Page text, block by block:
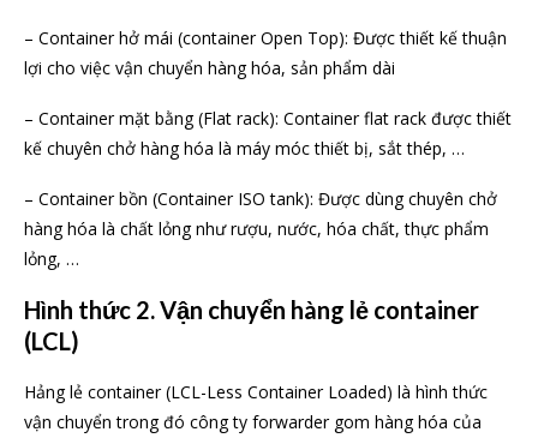
– Container hở mái (container Open Top): Được thiết kế thuận
lợi cho việc vận chuyển hàng hóa, sản phẩm dài
– Container mặt bằng (Flat rack): Container flat rack được thiết
kế chuyên chở hàng hóa là máy móc thiết bị, sắt thép, …
– Container bồn (Container ISO tank): Được dùng chuyên chở
hàng hóa là chất lỏng như rượu, nước, hóa chất, thực phẩm
lỏng, …
Hình thức 2. Vận chuyển hàng lẻ container
(LCL)
Hảng lẻ container (LCL-Less Container Loaded) là hình thức
vận chuyển trong đó công ty forwarder gom hàng hóa của